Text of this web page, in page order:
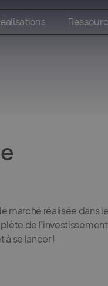
marché réalisée dans
de
à se lancer !